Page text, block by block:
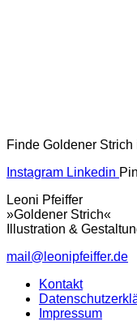
Finde Goldener Strich
Instagram Linkedin
Leoni Pfeiffer
»Goldener Strich«
Illustration &
mail@leonipfeiffer.de
Kontakt
Impressum